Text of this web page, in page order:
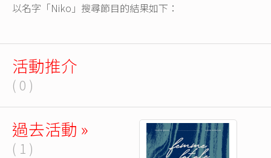
以名字「Niko」搜尋節目的結果如下：
活動推介
( 0 )
過去活動 »
( 1 )